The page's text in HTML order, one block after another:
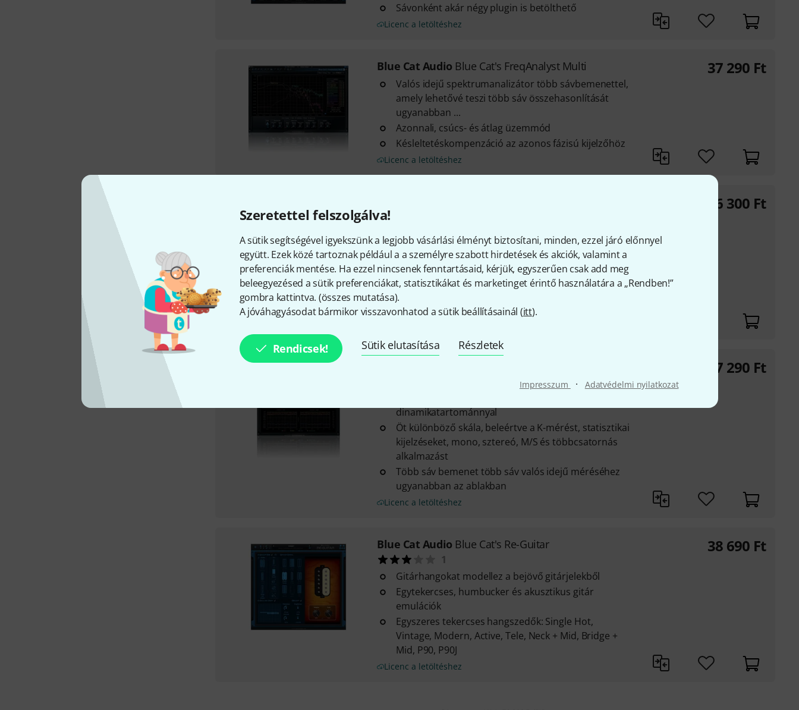
Szeretettel felszolgálva!
A sütik segítségével igyekszünk a legjobb vásárlási élményt biztosítani, minden, ezzel járó előnnyel
együtt. Ezek közé tartoznak például a a személyre szabott hirdetések és akciók, valamint a
preferenciák mentése. Ha ezzel nincsenek fenntartásaid, kérjük, egyszerűen csak add meg
beleegyezésed a sütik preferenciákat, statisztikákat és marketinget érintő használatára a „Rendben!”
gombra kattintva. (összes mutatása).
A jóváhagyásodat bármikor visszavonhatod a sütik beállításainál (itt).
Rendicsek! Sütik elutasítása Részletek
Impresszum · Adatvédelmi nyilatkozat
Sávonként akár négy plugin is betölthető
Licenc a letöltéshez
Blue Cat Audio Blue Cat's FreqAnalyst Multi
Valós idejű spektrumanalizátor több sávbemenettel,
amely lehetővé teszi több sáv összehasonlítását
ugyanabban ...
Azonnali, csúcs- és átlag üzemmód
Késleltetéskompenzáció az azonos fázisú kijelzőhöz
Licenc a letöltéshez
37 290 Ft
Többfunkciós plugin gitárosoknak és
basszusgitárosoknak, integrált destruktor erősítővel
és torzításmodellezéssel, valamint 40 ...
Akár 32 effekt tölthető be
Harmadik féltől származó bővítmények támogatása
VST 2 / VST 3 és AU formátumban
76 300 Ft
Kiterjedt mérési eszköz csúcs- és RMS-kijelzéssel,
dinamikatartománnyal
Öt különböző skála, beleértve a K-mérést, statisztikai
kijelzéseket, mono, sztereó, M/S és többcsatornás
alkalmazást
Több sáv bemenet több sáv valós idejű méréséhez
ugyanabban az ablakban
Licenc a letöltéshez
37 290 Ft
Blue Cat Audio Blue Cat's Re-Guitar
1
Gitárhangokat modellez a bejövő gitárjelekből
Egytekercses, humbucker és akusztikus gitár
emulációk
Egyszeres tekercses hangszedők: Single Hot,
Vintage, Modern, Active, Tele, Neck + Mid, Bridge +
Mid, P90, P90J
Licenc a letöltéshez
38 690 Ft